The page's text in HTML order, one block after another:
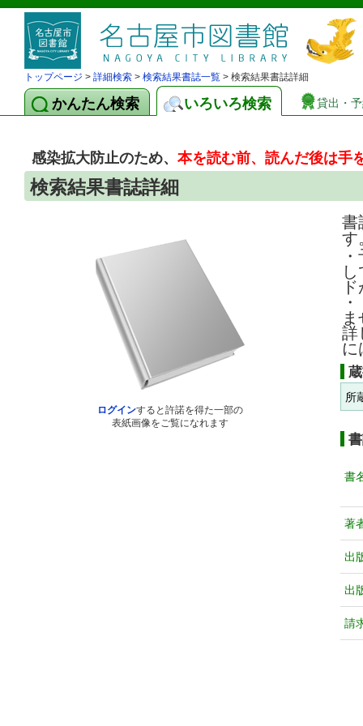
トップページ > 詳細検索 > 検索結果書誌一覧 > 検索結果書誌詳細
かんたん検索 いろいろ検索 貸出・
感染拡大防止のため、本を読む前、読んだ後は手
検索結果書誌詳細
ログインすると許諾を得た一部の
表紙画像をご覧になれます
書
す
詳
に
所
書
著
出
出
請